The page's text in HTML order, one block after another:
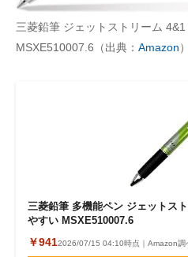
三菱鉛筆 ジェットストリーム
MSXE510007.6（出典： Amazon）
三菱鉛筆 多機能ペン ジェットス
やすい MSXE510007.6
￥9412026/07/15 04:10時点｜Amazon調